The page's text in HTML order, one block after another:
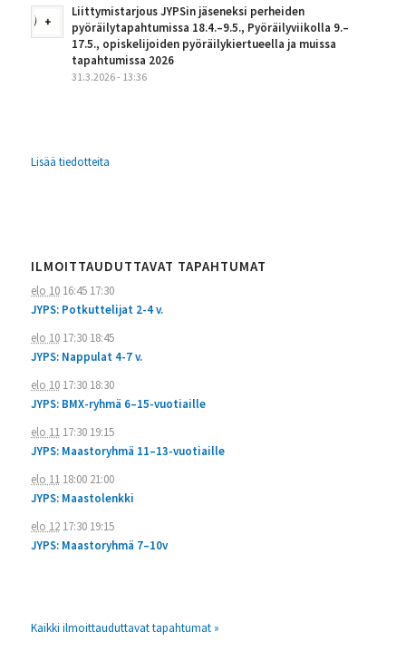
Liittymistarjous JYPSin jäseneksi perheiden
pyöräilytapahtumissa 18.4.–9.5., Pyöräilyviikolla 9.–
17.5., opiskelijoiden pyöräilykiertueella ja muissa
tapahtumissa 2026
31.3.2026 - 13:36
Lisää tiedotteita
ILMOITTAUDUTTAVAT TAPAHTUMAT
elo 1016:45 17:30
JYPS: Potkuttelijat 2-4 v.
elo 1017:30 18:45
JYPS: Nappulat 4-7 v.
elo 1017:30 18:30
JYPS: BMX-ryhmä 6–15-vuotiaille
elo 1117:30 19:15
JYPS: Maastoryhmä 11–13-vuotiaille
elo 1118:00 21:00
JYPS: Maastolenkki
elo 1217:30 19:15
JYPS: Maastoryhmä 7–10v
Kaikki ilmoittauduttavat tapahtumat »